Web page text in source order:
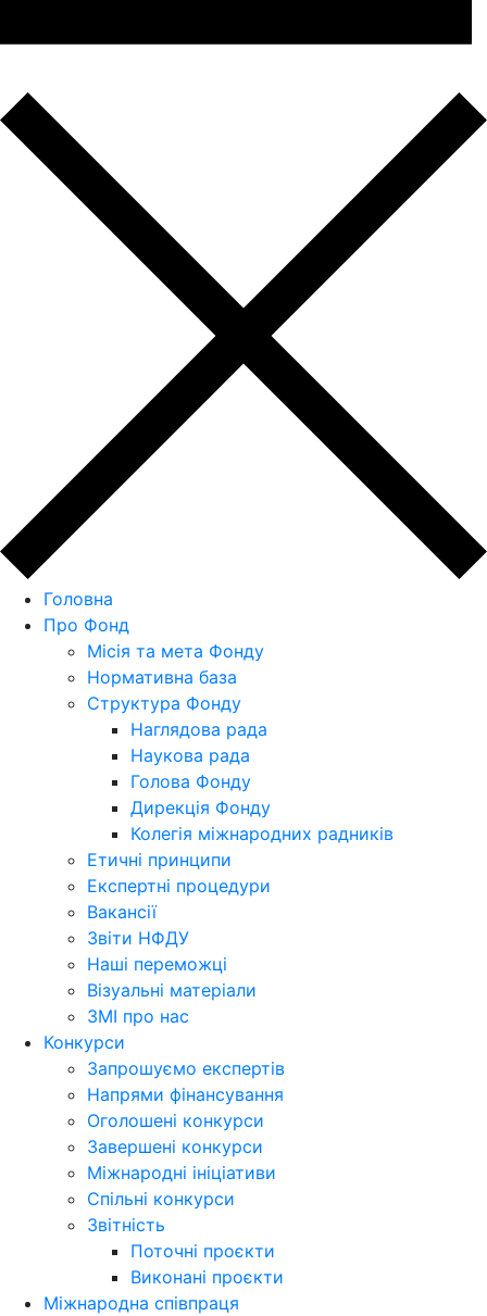
Головна
Про Фонд
Місія та мета Фонду
Нормативна база
Структура Фонду
Наглядова рада
Наукова рада
Голова Фонду
Дирекція Фонду
Колегія міжнародних радників
Етичні принципи
Експертні процедури
Вакансії
Звіти НФДУ
Наші переможці
Візуальні матеріали
ЗМІ про нас
Конкурси
Запрошуємо експертів
Напрями фінансування
Оголошені конкурси
Завершені конкурси
Міжнародні ініціативи
Спільні конкурси
Звітність
Поточні проєкти
Виконані проєкти
Міжнародна співпраця